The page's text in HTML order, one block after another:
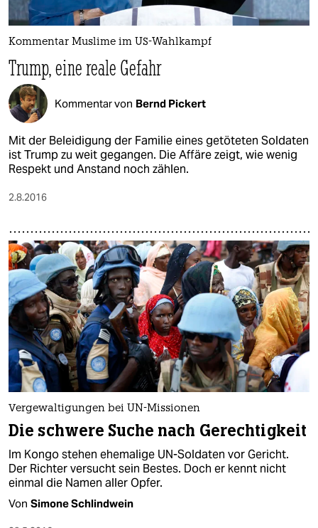
Kommentar Muslime im US-Wahlkampf
Trump, eine reale Gefahr
Kommentar von Bernd Pickert
Mit der Beleidigung der Familie eines getöteten Soldaten
ist Trump zu weit gegangen. Die Affäre zeigt, wie wenig
Respekt und Anstand noch zählen.
2.8.2016
Vergewaltigungen bei UN-Missionen
Die schwere Suche nach Gerechtigkeit
Im Kongo stehen ehemalige UN-Soldaten vor Gericht.
Der Richter versucht sein Bestes. Doch er kennt nicht
einmal die Namen aller Opfer.
Von Simone Schlindwein